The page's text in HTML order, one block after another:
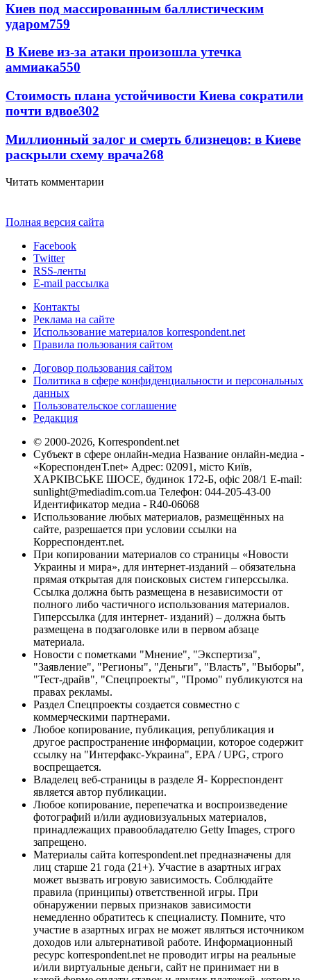
Киев под массированным баллистическим
ударом759
В Киеве из-за атаки произошла утечка
аммиака550
Стоимость плана устойчивости Киева сократили
почти вдвое302
Миллионный залог и смерть близнецов: в Киеве
раскрыли схему врача268
Читать комментарии
Полная версия сайта
Facebook
Twitter
RSS-ленты
E-mail рассылка
Контакты
Реклама на сайте
Использование материалов korrespondent.net
Правила пользования сайтом
Договор пользования сайтом
Политика в сфере конфиденциальности и персональных
данных
Пользовательское соглашение
Редакция
© 2000-2026, Korrespondent.net
Субъект в сфере онлайн-медиа Название онлайн-медиа -
«КореспонденТ.net» Адрес: 02091, місто Київ,
ХАРКІВСЬКЕ ШОСЕ, будинок 172-Б, офіс 208/1 E-mail:
sunlight@mediadim.com.ua Телефон: 044-205-43-00
Идентификатор медиа - R40-06068
Использование любых материалов, размещённых на
сайте, разрешается при условии ссылки на
Корреспондент.net.
При копировании материалов со страницы «Новости
Украины и мира», для интернет-изданий – обязательна
прямая открытая для поисковых систем гиперссылка.
Ссылка должна быть размещена в независимости от
полного либо частичного использования материалов.
Гиперссылка (для интернет- изданий) – должна быть
размещена в подзаголовке или в первом абзаце
материала.
Новости с пометками "Мнение", "Экспертиза",
"Заявление", "Регионы", "Деньги", "Власть", "Выборы",
"Тест-драйв", "Спецпроекты", "Промо" публикуются на
правах рекламы.
Раздел Спецпроекты создается совместно с
коммерческими партнерами.
Любое копирование, публикация, републикация и
другое распространение информации, которое содержит
ссылку на "Интерфакс-Украина", EPA / UPG, строго
воспрещается.
Владелец веб-страницы в разделе Я- Корреспондент
является автор публикации.
Любое копирование, перепечатка и воспроизведение
фотографий и/или аудиовизуальных материалов,
принадлежащих правообладателю Getty Images, строго
запрещено.
Материалы сайта korrespondent.net предназначены для
лиц старше 21 года (21+). Участие в азартных играх
может вызвать игровую зависимость. Соблюдайте
правила (принципы) ответственной игры. При
обнаружении первых признаков зависимости
немедленно обратитесь к специалисту. Помните, что
участие в азартных играх не может являться источником
доходов или альтернативой работе. Информационный
ресурс korrespondent.net не проводит игры на реальные
и/или виртуальные деньги, сайт не принимает ни в